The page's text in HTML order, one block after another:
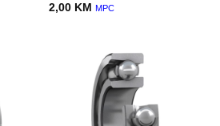
2,00 KM MPC